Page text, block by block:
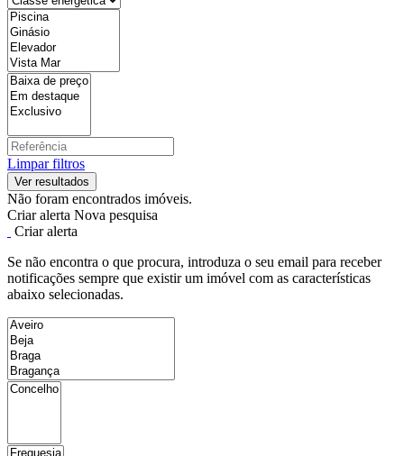
Limpar filtros
Não foram encontrados imóveis.
Criar alerta Nova pesquisa
Criar alerta
Se não encontra o que procura, introduza o seu email para receber
notificações sempre que existir um imóvel com as características
abaixo selecionadas.